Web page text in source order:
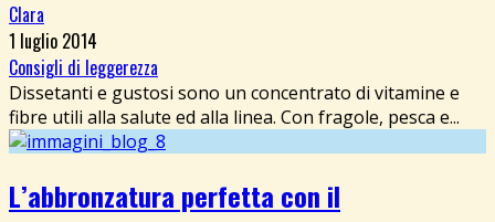
Clara
1 luglio 2014
Consigli di leggerezza
Dissetanti e gustosi sono un concentrato di vitamine e
fibre utili alla salute ed alla linea. Con fragole, pesca e...
L’abbronzatura perfetta con il